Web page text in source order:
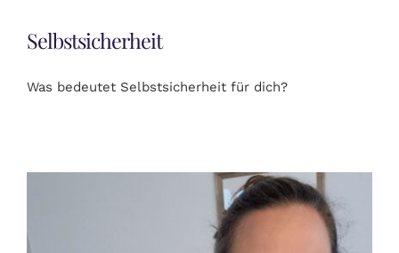
Selbstsicherheit
Was bedeutet Selbstsicherheit für dich?